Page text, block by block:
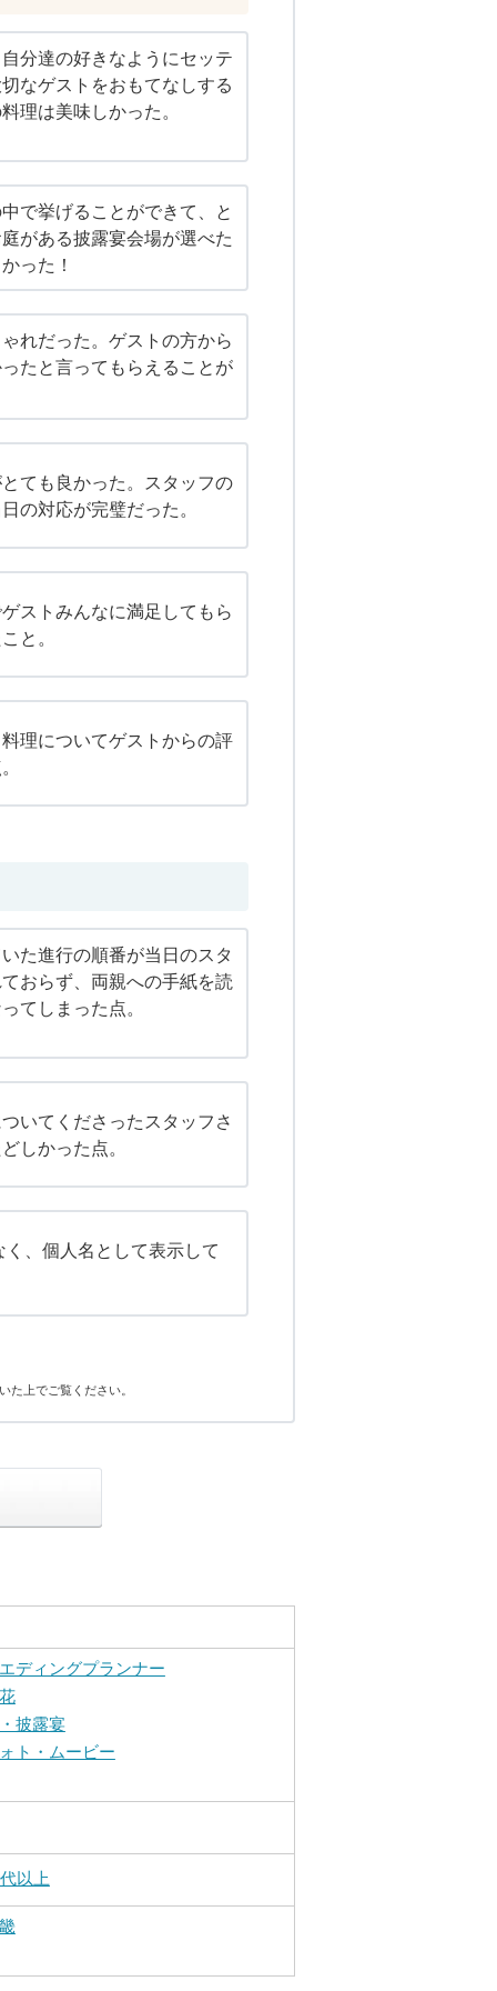
分達の好きなようにセッテ
なゲストをおもてなしする
理は美味しかった。
で挙げることができて、と
がある披露宴会場が選べた
った！
れだった。ゲストの方から
たと言ってもらえることが
ても良かった。スタッフの
の対応が完璧だった。
ストみんなに満足してもら
と。
理についてゲストからの評
た進行の順番が当日のスタ
おらず、両親への手紙を読
てしまった点。
いてくださったスタッフさ
しかった点。
く、個人名として表示して
た上でご覧ください。
ディングプランナー
披露宴
ト・ムービー
以上